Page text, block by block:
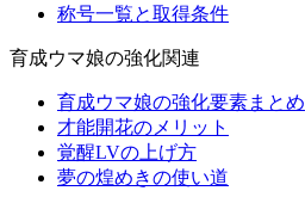
称号一覧と取得条件
育成ウマ娘の強化関連
育成ウマ娘の強化要素まとめ
才能開花のメリット
覚醒LVの上げ方
夢の煌めきの使い道